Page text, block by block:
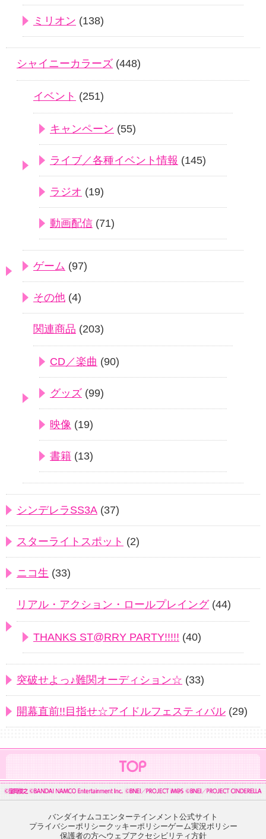
ミリオン (138)
シャイニーカラーズ (448)
イベント (251)
キャンペーン (55)
ライブ／各種イベント情報 (145)
ラジオ (19)
動画配信 (71)
ゲーム (97)
その他 (4)
関連商品 (203)
CD／楽曲 (90)
グッズ (99)
映像 (19)
書籍 (13)
シンデレラSS3A (37)
スターライトスポット (2)
ニコ生 (33)
リアル・アクション・ロールプレイング(44)
THANKS ST@RRY PARTY!!!!! (40)
突破せよっ♪難関オーディション☆ (33)
開幕直前!!目指せ☆アイドルフェスティバル (29)
バンダイナムコエンターテインメント公式サイト
プライバシーポリシークッキーポリシーゲーム実況ポリシー
保護者の方へウェブアクセシビリティ方針